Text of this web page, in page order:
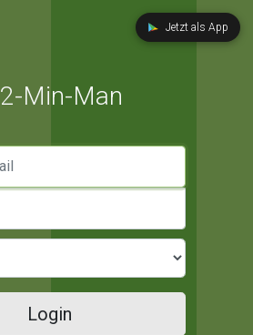
Jetzt als App
2-Min-Man
Login